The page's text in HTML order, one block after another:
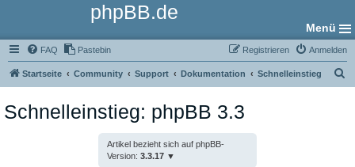
phpBB.de
Menü
FAQ Pastebin Anmelden
Registrieren
Startseite Community Support Dokumentation Schnelleinstieg
Schnelleinstieg: phpBB 3.3
Artikel bezieht sich auf phpBB-
Version: 3.3.17